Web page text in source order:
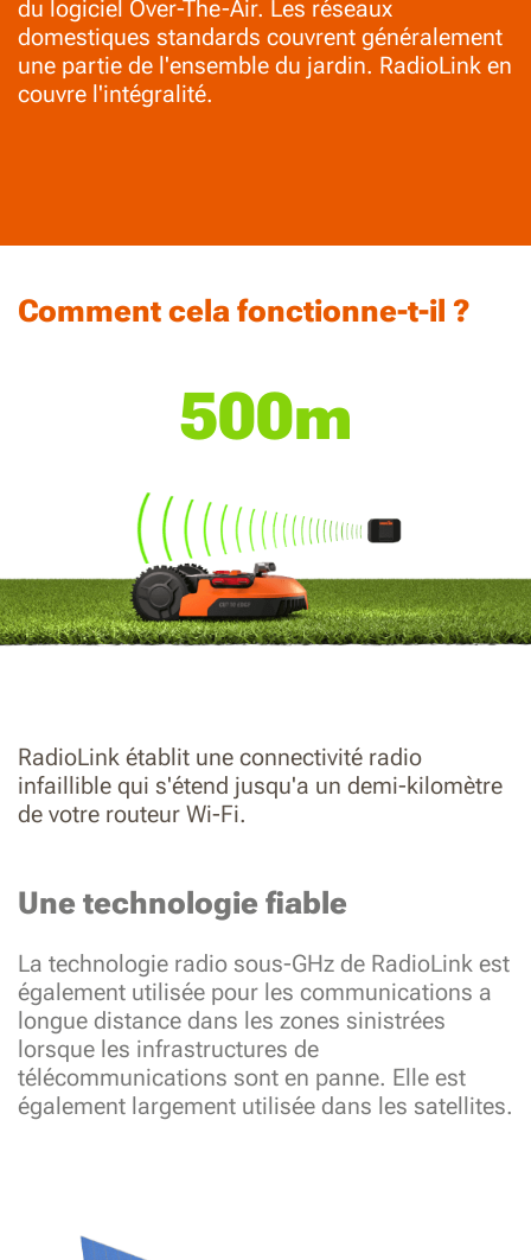
du logiciel Over-The-Air. Les réseaux
domestiques standards couvrent généralement
une partie de l'ensemble du jardin. RadioLink en
couvre l'intégralité.
Comment cela fonctionne-t-il ?
500m
RadioLink établit une connectivité radio
infaillible qui s'étend jusqu'a un demi-kilomètre
de votre routeur Wi-Fi.
Une technologie fiable
La technologie radio sous-GHz de RadioLink est
également utilisée pour les communications a
longue distance dans les zones sinistrées
lorsque les infrastructures de
télécommunications sont en panne. Elle est
également largement utilisée dans les satellites.